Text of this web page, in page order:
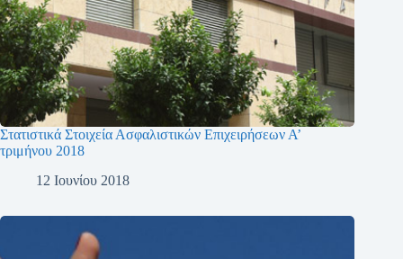
Στατιστικά Στοιχεία Ασφαλιστικών Επιχειρήσεων Α’
τριμήνου 2018
12 Ιουνίου 2018